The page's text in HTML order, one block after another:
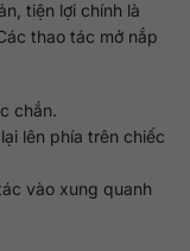
tiện lợi chính là
thao tác mở nắp
chắn.
lên phía trên chiếc
vào xung quanh